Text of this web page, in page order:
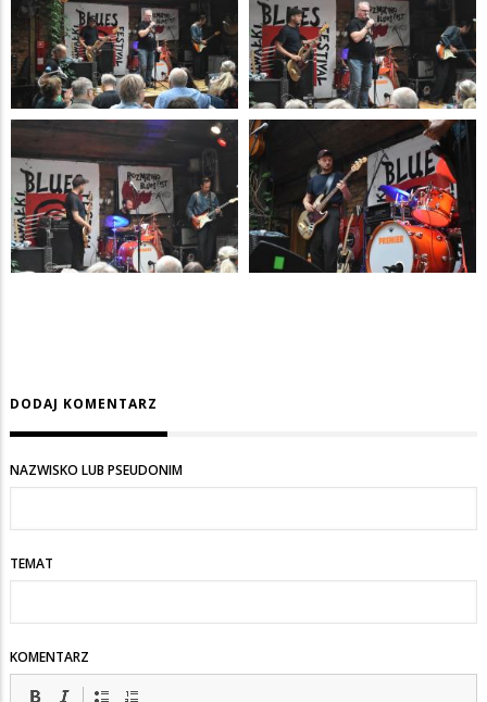
DODAJ KOMENTARZ
NAZWISKO LUB PSEUDONIM
TEMAT
KOMENTARZ